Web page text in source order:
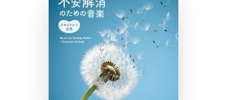
初回30日間無料お試し